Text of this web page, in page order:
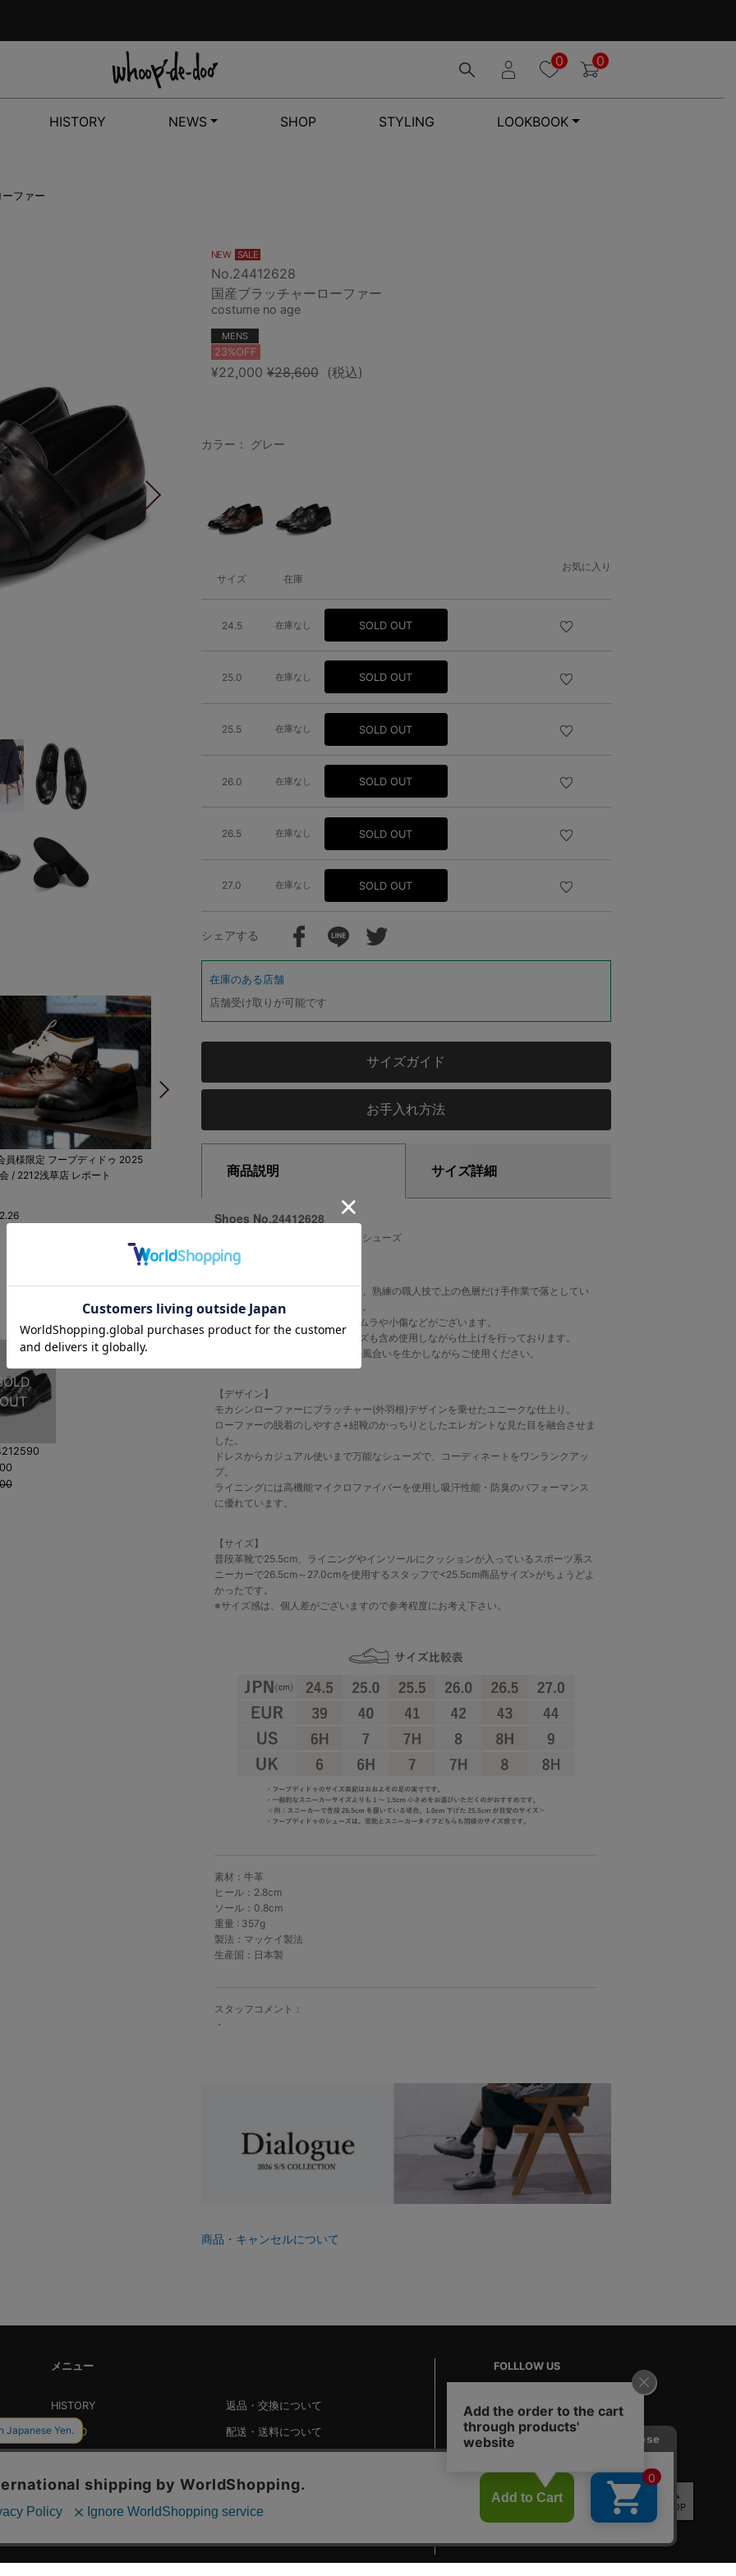
0 0
HISTORY NEWS SHOP STYLING LOOKBOOK
ファー
NEW SALE
No.24412628
国産ブラッチャーローファー
costume no age
MENS
23%OFF
¥22,000 ¥28,600 (税込)
カラー： グレー
サイズ 在庫
お気に入り
24.5 在庫なし SOLD OUT
25.0 在庫なし SOLD OUT
25.5 在庫なし SOLD OUT
26.0 在庫なし SOLD OUT
26.5 在庫なし SOLD OUT
27.0 在庫なし SOLD OUT
シェアする
在庫のある店舗
店舗受け取りが可能です
サイズガイド
お手入れ方法
商品説明 サイズ詳細
Shoes No.24412628
ローファーと紐靴のハイブリッドシューズ
二層に色付けされたカウレザーを、熟練の職人技で上の色層だけ手作業で落としてい
き、深みのある革に仕上げました。
※本革を使用している為、多少のムラや小傷などがございます。
※環境問題にも配慮し、当たりキズも含め使用しながら仕上げを行っております。
天然革を使用しているからこその風合いを生かしながらご使用ください。
【デザイン】
モカシンローファーにブラッチャー(外羽根)デザインを乗せたユニークな仕上り。
ローファーの脱着のしやすさ+紐靴のかっちりとしたエレガントな見た目を融合させま
した。
ドレスからカジュアル使いまで万能なシューズで、コーディネートをワンランクアッ
プ。
ライニングには高機能マイクロファイバーを使用し吸汗性能・防臭のパフォーマンス
に優れています。
【サイズ】
普段革靴で25.5cm、ライニングやインソールにクッションが入っているスポーツ系ス
ニーカーで26.5cm～27.0cmを使用するスタッフで<25.5cm商品サイズ>がちょうどよ
かったです。
※サイズ感は、個人差がございますので参考程度にお考え下さい。
素材：牛革
ヒール：2.8cm
ソール：0.8cm
重量 : 357g
製法：マッケイ製法
生産国：日本製
スタッフコメント：
・
商品・キャンセルについて
員様限定 フープディドゥ 2025
/ 2212浅草店 レポート
着用ローファー紹介
2025.05.09
メニュー
HISTORY
BRAND
TOPICS
SHOP
返品・交換について
配送・送料について
PRESS
FOR BUYER
FOLLLOW US
TOP